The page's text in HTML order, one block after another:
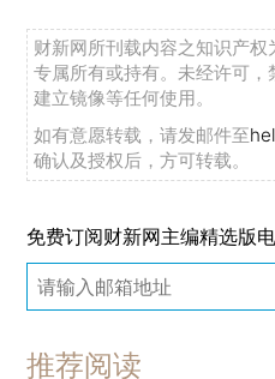
财新网所刊载内容之知识产
专属所有或持有。未经许可
建立镜像等任何使用。
如有意愿转载，请发邮件至
确认及授权后，方可转载。
免费订阅财新网主编精选版
推荐阅读